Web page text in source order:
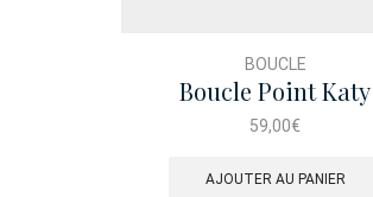
BOUCLE
Boucle Point Katy
59,00€
AJOUTER AU PANIER